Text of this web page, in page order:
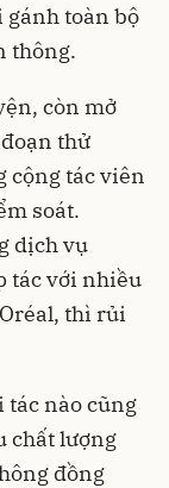
toàn bộ
thông.
còn mở
thử
cộng tác viên
soát.
dịch vụ
tác với nhiều
thì rủi
tác nào cũng
chất lượng
đồng